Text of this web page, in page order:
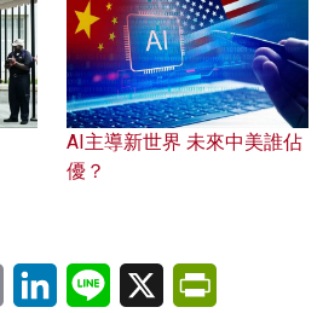
AI主導新世界 未來中美誰佔
優？
Email LinkedInLine X